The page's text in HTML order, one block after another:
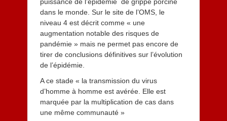
dans le monde. Sur le site de l’OMS, le
niveau 4 est décrit comme « une
augmentation notable des risques de
pandémie » mais ne permet pas encore de
tirer de conclusions définitives sur l’évolution
de l’épidémie.
A ce stade « la transmission du virus
d’homme à homme est avérée. Elle est
marquée par la multiplication de cas dans
une même communauté »